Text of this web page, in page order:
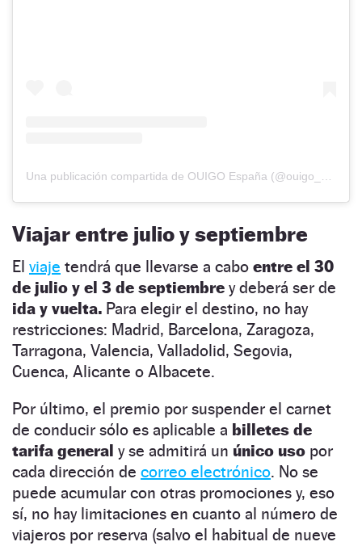
Viajar entre julio y septiembre
El viaje tendrá que llevarse a cabo entre el 30
de julio y el 3 de septiembre y deberá ser de
ida y vuelta. Para elegir el destino, no hay
restricciones: Madrid, Barcelona, Zaragoza,
Tarragona, Valencia, Valladolid, Segovia,
Cuenca, Alicante o Albacete.
Por último, el premio por suspender el carnet
de conducir sólo es aplicable a billetes de
tarifa general y se admitirá un único uso por
cada dirección de correo electrónico. No se
puede acumular con otras promociones y, eso
sí, no hay limitaciones en cuanto al número de
viajeros por reserva (salvo el habitual de nueve